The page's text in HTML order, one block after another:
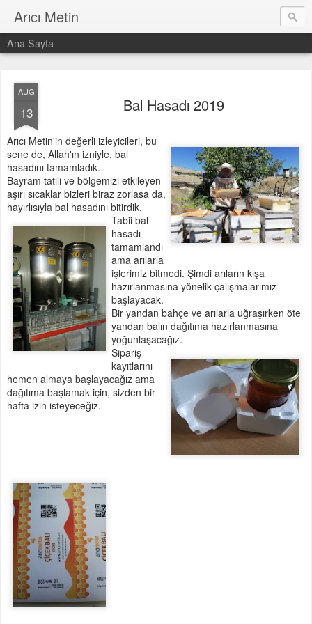
Arıcı Metin
Ana Sayfa
AUG
13 Bal Hasadı 2019
Arıcı Metin'in değerli izleyicileri, bu
sene de, Allah'ın izniyle, bal
hasadını tamamladık.
Bayram tatili ve bölgemizi etkileyen
aşırı sıcaklar bizleri biraz zorlasa da,
hayırlısıyla bal hasadını bitirdik.
Tabii bal
hasadı
tamamlandı
ama arılarla
işlerimiz bitmedi. Şimdi arıların kışa
hazırlanmasına yönelik çalışmalarımız
başlayacak.
Bir yandan bahçe ve arılarla uğraşırken öte
yandan balın dağıtıma hazırlanmasına
yoğunlaşacağız.
Sipariş
kayıtlarını
hemen almaya başlayacağız ama
dağıtıma başlamak için, sizden bir
hafta izin isteyeceğiz.